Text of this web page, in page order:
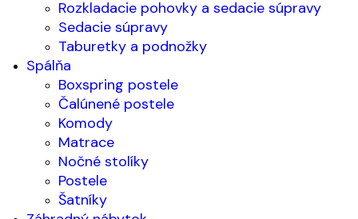
Rozkladacie pohovky a sedacie súpravy
Sedacie súpravy
Taburetky a podnožky
Spálňa
Boxspring postele
Čalúnené postele
Komody
Matrace
Nočné stolíky
Postele
Šatníky